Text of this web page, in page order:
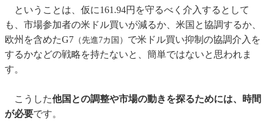
ということは、仮に161.94円を守るべく介入するとして
も、市場参加者の米ドル買いが減るか、米国と協調するか、
欧州を含めたG7 （先進7カ国） で米ドル買い抑制の協調介入を
するかなどの戦略を持たないと、簡単ではないと思われま
す。
こうした他国との調整や市場の動きを探るためには、時間
が必要です。